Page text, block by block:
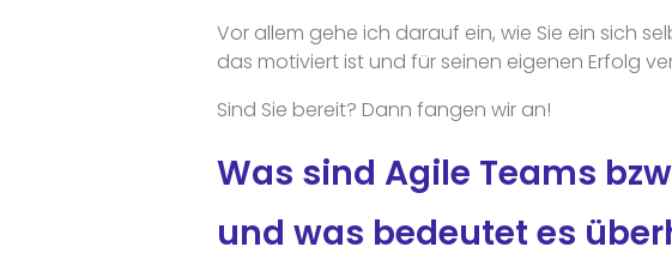
Vor allem gehe ich darauf ein, wie Sie ein sich
das motiviert ist und für seinen eigenen Erfolg
Sind Sie bereit? Dann fangen wir an!
Was sind Agile Teams
und was bedeutet es